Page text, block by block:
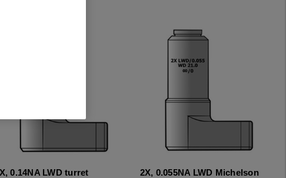
0.14NA LWD turret
2X, 0.055NA LWD Michelson